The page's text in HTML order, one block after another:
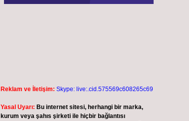
Reklam ve İletişim: Skype: live:.cid.575569c608265c69
Yasal Uyarı: Bu internet sitesi, herhangi bir marka,
kurum veya şahıs şirketi ile hiçbir bağlantısı